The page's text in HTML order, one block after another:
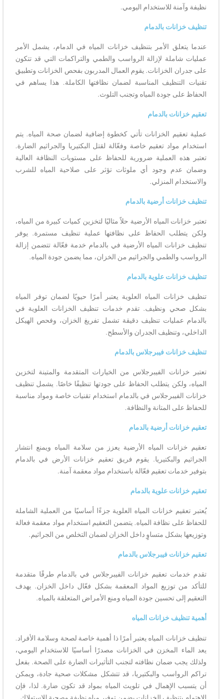
نظيفة وآمنة للاستخدام اليومي.
تنظيف خزانات بالدمام
عندما يتعلق الأمر بتنظيف خزانات المياه في الدمام، يشمل الأمر
عمليات شاملة لإزالة الرواسب والطمي والتراكمات التي قد تتكون
على جدران الخزانات. يقوم العمال المدربون بفحص الخزانات وتطبيق
تقنيات التنظيف المناسبة لضمان نظافتها الكاملة. هذا يساهم في
الحفاظ على جودة المياه وتجنب التلوث.
تعقيم خزانات بالدمام
عملية تعقيم الخزانات تأتي كخطوة إضافية لضمان صحة المياه. يتم
استخدام مواد تعقيم خاصة وفعّالة لقتل البكتيريا والجراثيم الضارة.
تعتبر هذه العملية ضرورية للحفاظ على مستويات النظافة العالية
وضمان عدم وجود أي ملوثات تؤثر على صلاحية المياه للشرب
والاستخدام المنزلي.
تنظيف خزانات أرضية بالدمام
تعتبر خزانات المياه الأرضية حلاً مثاليًا لتخزين كميات كبيرة من المياه،
ولكن يتطلب الحفاظ على نظافتها عملية تنظيف مستمرة. يوفر
تنظيف خزانات المياه الأرضية في بالدمام خدمة فعّالة تتضمن إزالة
الرواسب والطمي والجراثيم من الخزان، مما يضمن جودة المياه.
تنظيف خزانات علوية بالدمام
تنظيف خزانات المياه العلوية يعتبر أمرًا حيويًا لضمان توفر المياه
بشكل صحي ونظيف. تقدم خدمات تنظيف الخزانات العلوية في
بالدمام عمليات تنظيف دقيقة تشمل تفريغ الخزان، وفحص الهيكل
الداخلي، وتنظيف الجدران والأسطح.
تنظيف خزانات فيبرجلاس بالدمام
تعتبر خزانات الفيبرجلاس من الخيارات المتقدمة والمتينة لتخزين
المياه، ولكن يتطلب الحفاظ على جودتها تنظيفًا خاصًا. يشمل تنظيف
خزانات الفيبرجلاس في بالدمام استخدام تقنيات خاصة ومواد مناسبة
للحفاظ على المتانة والنظافة.
تعقيم خزانات أرضية بالدمام
تعقيم خزانات المياه الأرضية يعزز من سلامة المياه ويمنع انتشار
الجراثيم والبكتيريا. يقوم فريق تعقيم خزانات الأرض في بالدمام
بتوفير خدمات تعقيم فعّالة باستخدام مواد معقمة آمنة.
تعقيم خزانات علوية بالدمام
يُعتبر تعقيم خزانات المياه العلوية جزءًا أساسيًا من العملية الشاملة
للحفاظ على نظافة المياه. يتضمن التعقيم استخدام مواد معقمة فعالة
وتوزيعها بشكل متساوٍ داخل الخزان لضمان التخلص من الجراثيم.
تعقيم خزانات فيبرجلاس بالدمام
تقدم خدمات تعقيم خزانات الفيبرجلاس في بالدمام طرقًا متقدمة
للتأكد من توزيع المواد المعقمة بشكل فعّال داخل الخزان. يهدف
التعقيم إلى تحسين جودة المياه ومنع الأمراض المتعلقة بالمياه.
أهمية تنظيف خزانات المياه
تنظيف خزانات المياه يعتبر أمرًا ذا أهمية خاصة لصحة وسلامة الأفراد.
يعد الماء المخزن في الخزانات مصدرًا أساسيًا للاستخدام اليومي،
ولذلك يجب ضمان نظافته لتجنب التأثيرات الضارة على الصحة. بفعل
تراكم الرواسب والبكتيريا، قد تتشكل مشكلات صحية جادة، ويمكن
أن يتسبب الإهمال في تلويث المياه بمواد قد تكون ضارة. لذا، فإن